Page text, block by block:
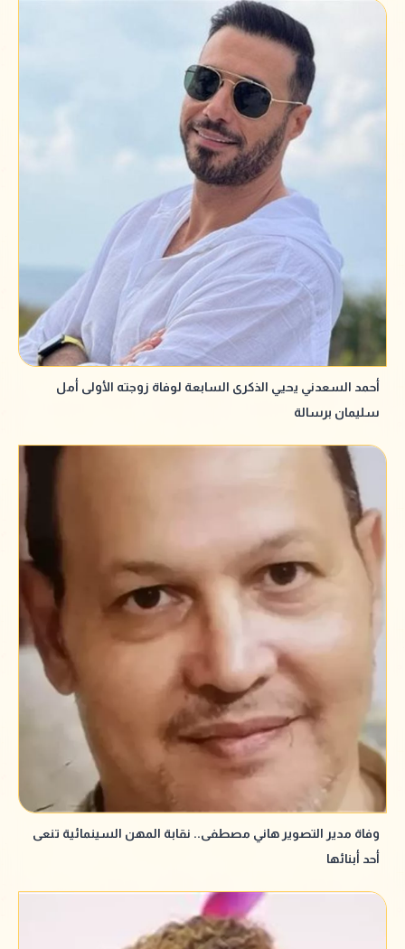
أحمد السعدني يحيي الذكرى السابعة لوفاة زوجته الأولى أمل
سليمان برسالة
وفاة مدير التصوير هاني مصطفى.. نقابة المهن السينمائية تنعى
أحد أبنائها